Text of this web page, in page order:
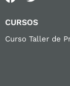
CURSOS
Curso Taller de